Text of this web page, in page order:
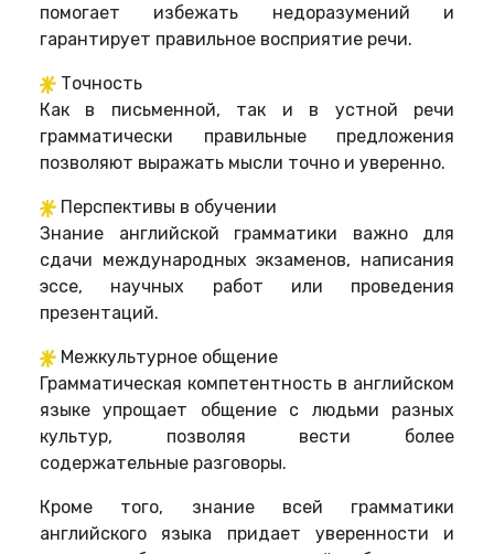
помогает избежать недоразумений и
гарантирует правильное восприятие речи.
Точность
Как в письменной, так и в устной речи
грамматически правильные предложения
позволяют выражать мысли точно и уверенно.
Перспективы в обучении
Знание английской грамматики важно для
сдачи международных экзаменов, написания
эссе, научных работ или проведения
презентаций.
Межкультурное общение
Грамматическая компетентность в английском
языке упрощает общение с людьми разных
культур, позволяя вести более
содержательные разговоры.
Кроме того, знание всей грамматики
английского языка придает уверенности и